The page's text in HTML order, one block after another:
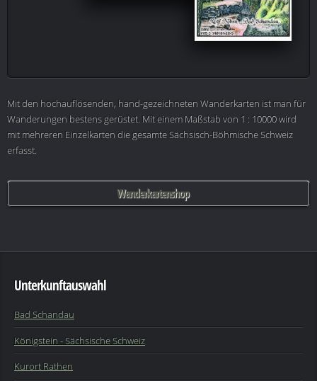
Mit den hochauflösenden, hand-gezeichneten Wanderkarten ist man für
Wanderungen bestens gerüstet. Mit einem Maßstab von 1 : 10000 wird
mit mehreren Einzelkarten die gesamte Sächsisch-Böhmische Schweiz
erfasst.
Wanderkartenshop
Unterkunftauswahl
Bad Schandau
Königstein - Sächsische Schweiz
Kurort Rathen